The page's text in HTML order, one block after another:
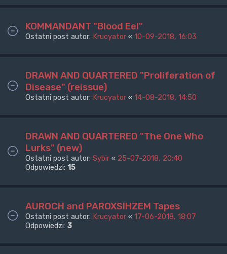
KOMMANDANT "Blood Eel"
Ostatni post autor: Krucyator « 10-09-2018, 16:03
DRAWN AND QUARTERED "Proliferation of
Disease" (reissue)
Ostatni post autor: Krucyator « 14-08-2018, 14:50
DRAWN AND QUARTERED "The One Who
Lurks" (new)
Ostatni post autor: Sybir « 25-07-2018, 20:40
Odpowiedzi: 15
AUROCH and PAROXSIHZEM Tapes
Ostatni post autor: Krucyator « 17-06-2018, 18:07
Odpowiedzi: 3